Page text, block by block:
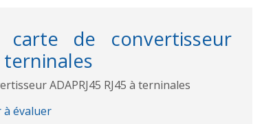
carte de convertisseur
terninales
ADAPRJ45 RJ45 à terninales
à évaluer